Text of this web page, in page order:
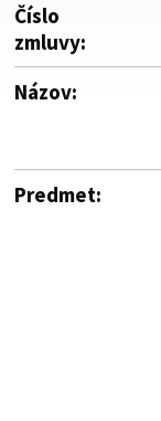
Číslo
zmluvy:
Názov:
Predmet: